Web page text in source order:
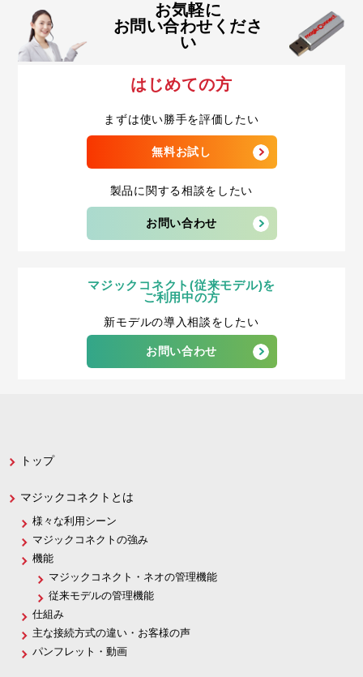
お気軽に
お問い合わせくださ
い
はじめての方
まずは使い勝手を評価したい
無料お試し
製品に関する相談をしたい
お問い合わせ
マジックコネクト(従来モデル)を
ご利用中の方
新モデルの導入相談をしたい
お問い合わせ
トップ
マジックコネクトとは
様々な利用シーン
マジックコネクトの強み
機能
マジックコネクト・ネオの管理機能
従来モデルの管理機能
仕組み
主な接続方式の違い・お客様の声
パンフレット・動画